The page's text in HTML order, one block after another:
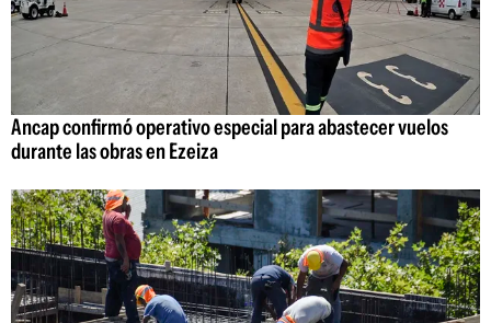
Ancap confirmó operativo especial para abastecer vuelos
durante las obras en Ezeiza